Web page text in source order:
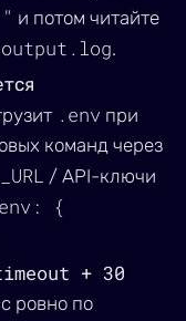
и потом читайте
.
.env при
команд через
/ API-ключи
{
+ 30
ровно по